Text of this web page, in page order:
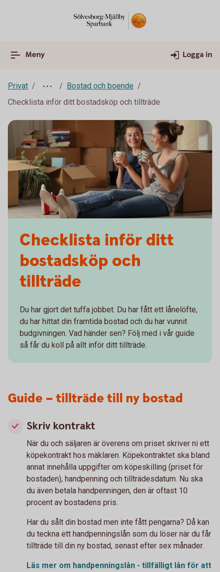
Meny Logga in
Privat
Bostad och boende
Checklista inför ditt bostadsköp och tillträde
Checklista inför ditt
bostadsköp och
tillträde
Du har gjort det tuffa jobbet. Du har fått ett lånelöfte,
du har hittat din framtida bostad och du har vunnit
budgivningen. Vad händer sen? Följ med i vår guide
så får du koll på allt inför ditt tillträde.
Guide – tillträde till ny bostad
Skriv kontrakt
När du och säljaren är överens om priset skriver ni ett
köpekontrakt hos mäklaren. Köpekontraktet ska bland
annat innehålla uppgifter om köpeskilling (priset för
bostaden), handpenning och tillträdesdatum. Nu ska
du även betala handpenningen, den är oftast 10
procent av bostadens pris.
Har du sålt din bostad men inte fått pengarna? Då kan
du teckna ett handpenningslån som du löser när du får
tillträde till din ny bostad, senast efter sex månader.
Läs mer om handpenningslån - tillfälligt lån för att